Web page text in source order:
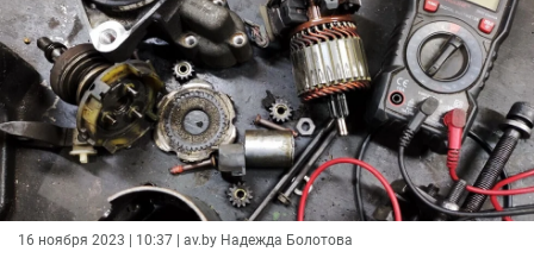
16 ноября 2023 | 10:37 | av.by Надежда Болотова